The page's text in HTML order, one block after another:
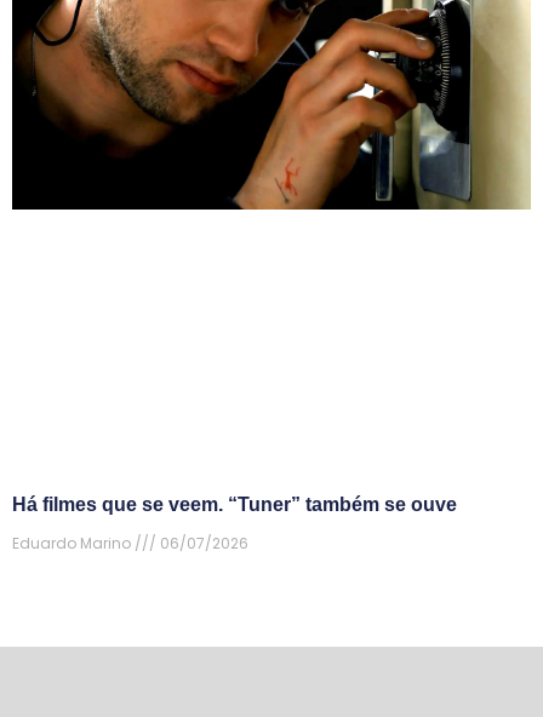
Há filmes que se veem. “Tuner” também se ouve
Eduardo Marino
06/07/2026